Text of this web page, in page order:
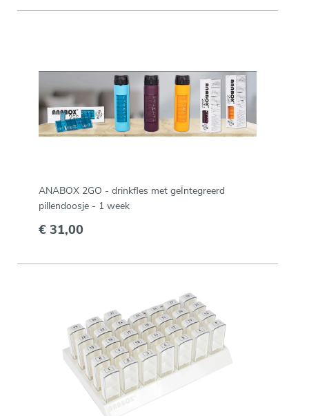
ANABOX 2GO - drinkfles met geÏntegreerd
pillendoosje - 1 week
€ 31,00